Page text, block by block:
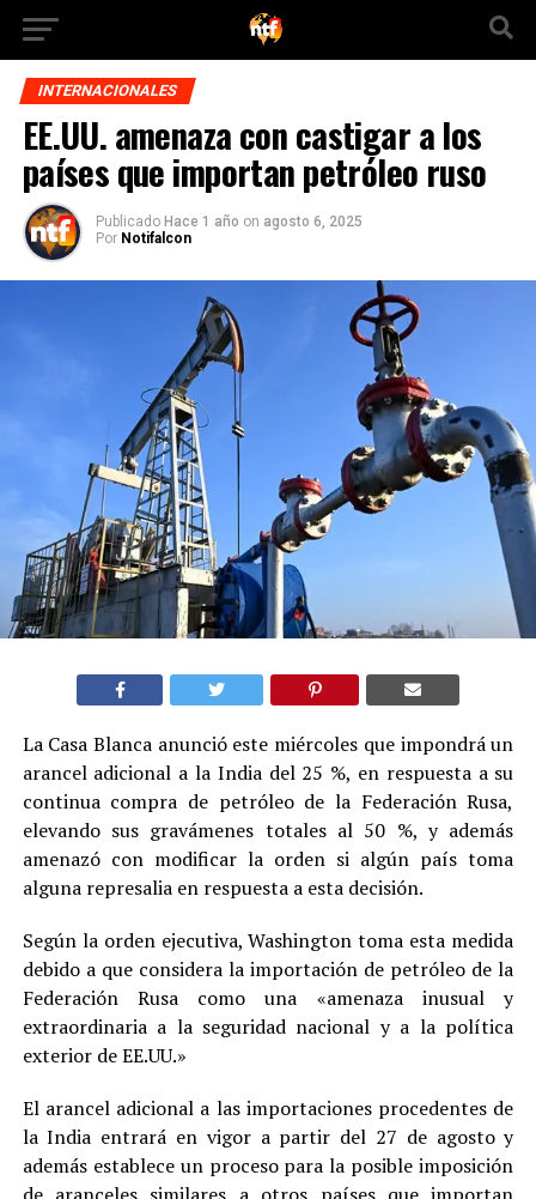
INTERNACIONALES
EE.UU. amenaza con castigar a los
países que importan petróleo ruso
Publicado Hace 1 año on agosto 6, 2025
Por Notifalcon
La Casa Blanca anunció este miércoles que impondrá un
arancel adicional a la India del 25 %, en respuesta a su
continua compra de petróleo de la Federación Rusa,
elevando sus gravámenes totales al 50 %, y además
amenazó con modificar la orden si algún país toma
alguna represalia en respuesta a esta decisión.
Según la orden ejecutiva, Washington toma esta medida
debido a que considera la importación de petróleo de la
Federación Rusa como una «amenaza inusual y
extraordinaria a la seguridad nacional y a la política
exterior de EE.UU.»
El arancel adicional a las importaciones procedentes de
la India entrará en vigor a partir del 27 de agosto y
además establece un proceso para la posible imposición